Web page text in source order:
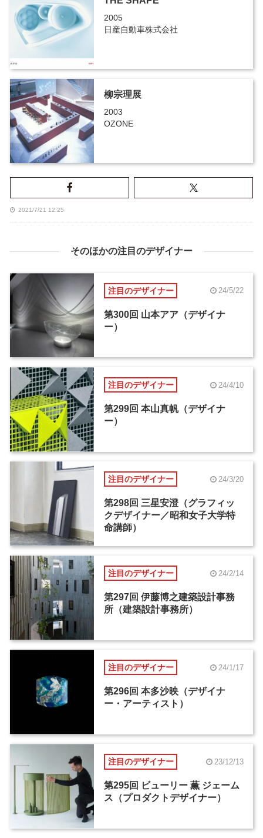
2005
日産自動車株式会社
柳宗理展
2003
OZONE
2021/7/21 12:25
そのほかの注目のデザイナー
注目のデザイナー 24/5/22
第300回 山本アア（デザイナ
ー）
注目のデザイナー 24/4/10
第299回 本山真帆（デザイナ
ー）
注目のデザイナー 24/3/20
第298回 三星安澄（グラフィッ
クデザイナー／昭和女子大学特
命講師）
注目のデザイナー 24/2/14
第297回 伊藤博之建築設計事務
所（建築設計事務所）
注目のデザイナー 24/1/17
第296回 本多沙映（デザイナ
ー・アーティスト）
注目のデザイナー 23/12/13
第295回 ビューリー 薫 ジェーム
ス（プロダクトデザイナー）